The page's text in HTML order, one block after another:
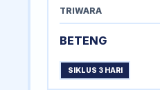
TRIWARA
BETENG
SIKLUS 3 HARI